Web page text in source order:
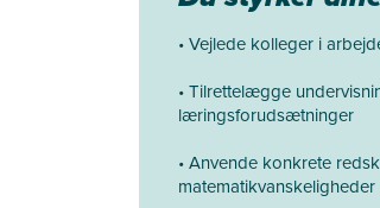
• Vejlede kolleger i
• Tilrettelægge
læringsforudsætninger
• Anvende konkrete
matematikvanskeligheder